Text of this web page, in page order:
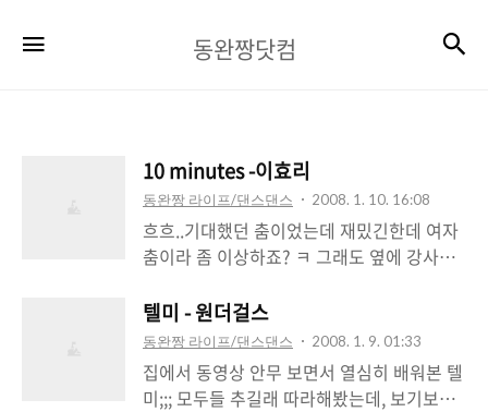
완
컴
동완짱닷컴
10 minutes -이효리
동완짱 라이프/댄스댄스 2008. 1. 10. 16:08
흐흐..기대했던 춤이었는데 재밌긴한데 여자
춤이라 좀 이상하죠? ㅋ 그래도 옆에 강사님
걍 따라한것임..^^; 흰색 티셔츠가 동완짱, 빨
간색 옷이 강사님! (개인적인 난이도
★★★☆) * 재생버튼(▶)을 누르시면 플레
이 됩니다.
텔미 - 원더걸스
동완짱 라이프/댄스댄스 2008. 1. 9. 01:33
집에서 동영상 안무 보면서 열심히 배워본 텔
미;;; 모두들 추길래 따라해봤는데, 보기보다